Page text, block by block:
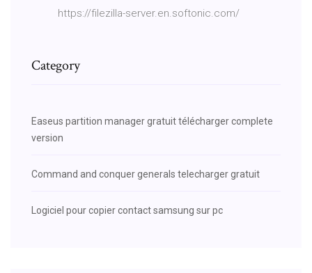
https://filezilla-server.en.softonic.com/
Category
Easeus partition manager gratuit télécharger complete
version
Command and conquer generals telecharger gratuit
Logiciel pour copier contact samsung sur pc